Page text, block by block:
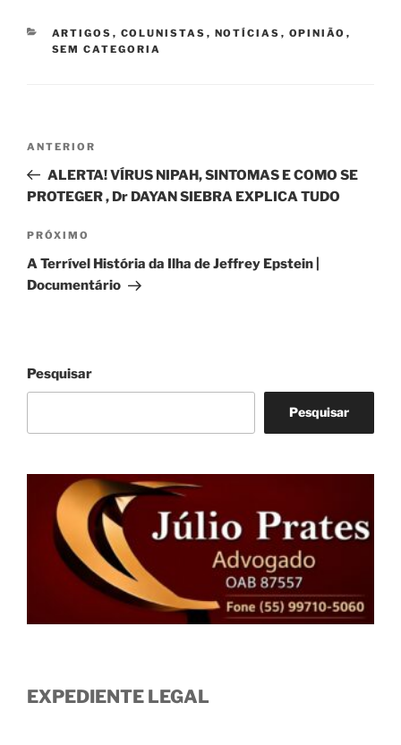
CATEGORIAS
ARTIGOS , COLUNISTAS , NOTÍCIAS , OPINIÃO ,
SEM CATEGORIA
Post
Post
anterior
ANTERIOR
ALERTA! VÍRUS NIPAH, SINTOMAS E COMO SE
PROTEGER , Dr DAYAN SIEBRA EXPLICA TUDO
Próximo
post
PRÓXIMO
A Terrível História da Ilha de Jeffrey Epstein |
Documentário
Pesquisar
Pesquisar
EXPEDIENTE LEGAL